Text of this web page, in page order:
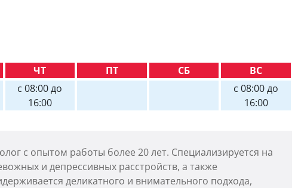
ЧТ ПТ СБ
ВС
с 08:00 до
16:00
с 08:00 до
16:00
с опытом работы более 20 лет. Специализируется на
и депрессивных расстройств, а также
деликатного и внимательного подхода,